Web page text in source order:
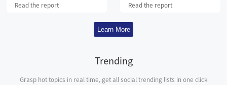
Read the report Read the report
Learn More
Trending
Grasp hot topics in real time, get all social trending lists in one click